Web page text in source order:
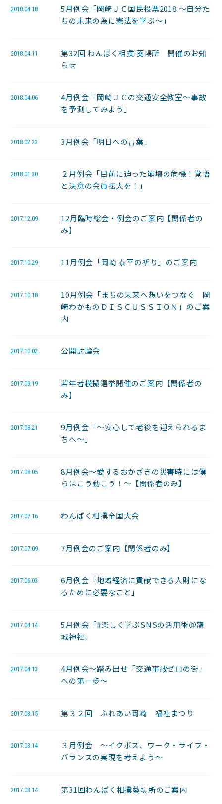
2018.04.18
5月例会「岡崎ＪＣ国民投票2018 〜自分た
ちの未来の為に憲法を学ぶ〜」
2018.04.11
第32回 わんぱく相撲 葵場所 開催のお知
らせ
2018.04.06
4月例会「岡崎ＪＣの交通安全教室～事故
を予測してみよう」
2018.02.23 3月例会「明日への言葉」
2018.01.30
２月例会「目前に迫った崩壊の危機！覚悟
と決意の会員拡大を！」
2017.12.09
12月臨時総会・例会のご案内【関係者の
み】
2017.10.29 11月例会「岡崎 泰平の祈り」のご案内
2017.10.18
10月例会「まちの未来へ想いをつなぐ 岡
崎わかものＤＩＳＣＵＳＳＩＯＮ」のご案
内
2017.10.02 公開討論会
2017.09.19
若年者模擬選挙開催のご案内【関係者の
み】
2017.08.21
9月例会「～安心して老後を迎えられるま
ちへ～」
2017.08.05
8月例会～愛するおかざきの災害時には僕
らはこう動こう！～【関係者のみ】
2017.07.16 わんぱく相撲全国大会
2017.07.09 7月例会のご案内【関係者のみ】
2017.06.03
6月例会「地域経済に貢献できる人財にな
るために必要なこと」
2017.04.14
5月例会「#楽しく学ぶSNSの活用術＠龍
城神社」
2017.04.13
4月例会～踏み出せ「交通事故ゼロの街」
への第一歩～
2017.03.15 第３２回 ふれあい岡崎 福祉まつり
2017.03.14
３月例会 ～イクボス、ワーク・ライフ・
バランスの実現を考えよう～
2017.03.14 第31回わんぱく相撲葵場所のご案内